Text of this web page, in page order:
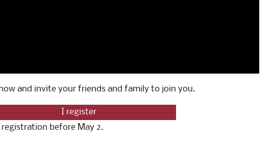
and invite your friends and family to join you.
I register
before May 2.